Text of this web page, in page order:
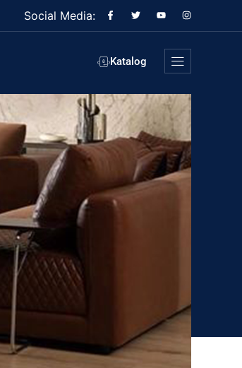
Social Media:
Katalog